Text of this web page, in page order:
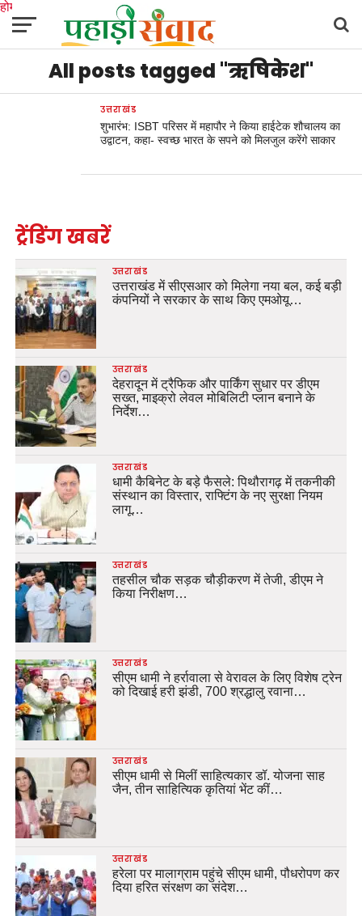
होम
उत्तराखंडअल्मोड़ाउत्तरकाशीउधम सिंह नगरचंपावतचमोलीटिहरी गढ़वाल
नैनीताल पिथौरागढ़ पौड़ी गढ़वालबागेश्वर रुद्रप्रयागहरिद्वारदेश
All posts tagged "ऋषिकेश"
उत्तराखंड
शुभारंभ: ISBT परिसर में महापौर ने किया हाईटेक शौचालय का
उद्वाटन, कहा- स्वच्छ भारत के सपने को मिलजुल करेंगे साकार
ट्रेंडिंग खबरें
उत्तराखंड
उत्तराखंड में सीएसआर को मिलेगा नया बल, कई बड़ी
कंपनियों ने सरकार के साथ किए एमओयू…
उत्तराखंड
देहरादून में ट्रैफिक और पार्किंग सुधार पर डीएम
सख्त, माइक्रो लेवल मोबिलिटी प्लान बनाने के
निर्देश…
उत्तराखंड
धामी कैबिनेट के बड़े फैसले: पिथौरागढ़ में तकनीकी
संस्थान का विस्तार, राफ्टिंग के नए सुरक्षा नियम
लागू…
उत्तराखंड
तहसील चौक सड़क चौड़ीकरण में तेजी, डीएम ने
किया निरीक्षण…
उत्तराखंड
सीएम धामी ने हर्रावाला से वेरावल के लिए विशेष ट्रेन
को दिखाई हरी झंडी, 700 श्रद्धालु रवाना…
उत्तराखंड
सीएम धामी से मिलीं साहित्यकार डॉ. योजना साह
जैन, तीन साहित्यिक कृतियां भेंट कीं…
उत्तराखंड
हरेला पर मालाग्राम पहुंचे सीएम धामी, पौधरोपण कर
दिया हरित संरक्षण का संदेश…